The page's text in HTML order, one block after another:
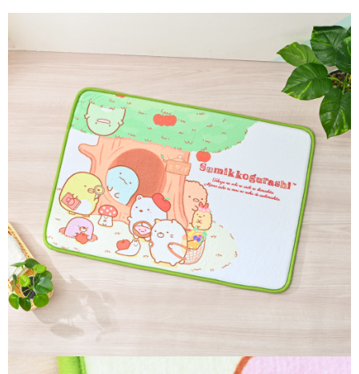
２．關於個人資料處理事宜，請瀏覽以下網址：
３．未成年的使用者請事先徵得法定代理人或監護人之同意方可使用
「AFTEE先享後付」，若未經同意申辦者引起之損失，本公司不負相關責
４．使用「AFTEE先享後付」時，將依據個別帳號之用戶狀況，依本公司即
時審查核予不同之上限額度；若仍有額度不足之情形，本公司將視審查結果
請求用戶進行身份認證。
５．嚴禁一人註冊多個帳號或使用他人資訊註冊。若發現惡意使用之情形，
恩沛科技股份有限公司將有權停止該用戶之使用額度並採取法律行動。